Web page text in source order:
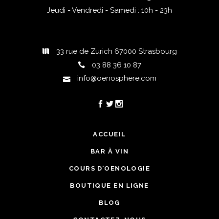
Jeudi - Vendredi - Samedi : 10h - 23h
33 rue de Zurich 67000 Strasbourg
03 88 36 10 87
info@oenosphere.com
ACCUEIL
BAR À VIN
COURS D’OENOLOGIE
BOUTIQUE EN LIGNE
BLOG